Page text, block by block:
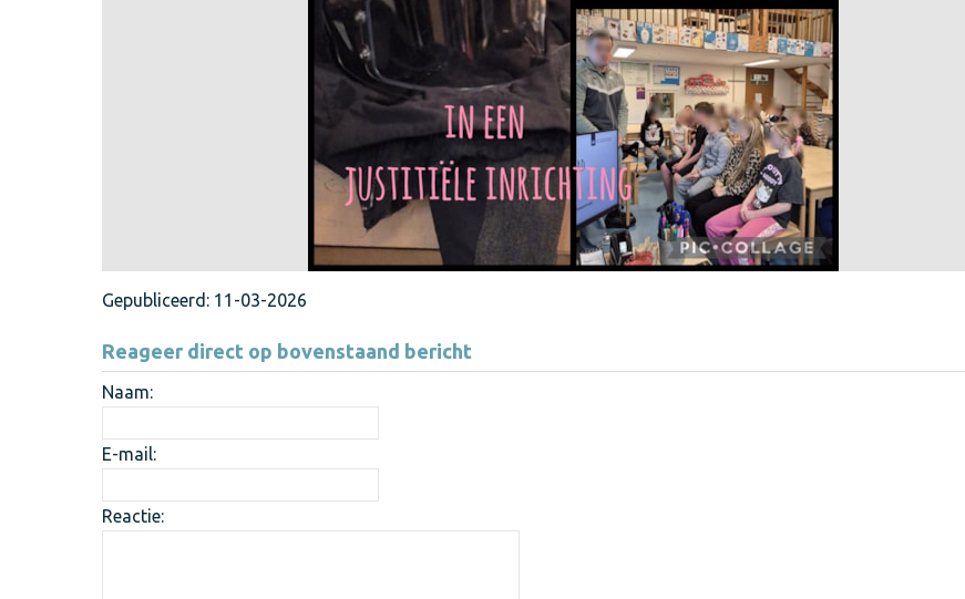
Gepubliceerd: 11-03-2026
Reageer direct op bovenstaand bericht
Naam:
E-mail:
Reactie: